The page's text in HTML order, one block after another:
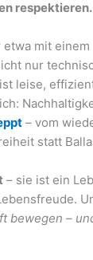
respektieren.
etwa mit
nur
leise,
– vom
statt
– sie ist ein
bewegen –